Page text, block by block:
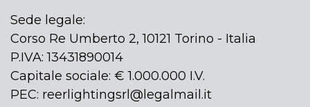
Sede legale:
Corso Re Umberto 2, 10121 Torino - Italia
P.IVA: 13431890014
Capitale sociale: € 1.000.000 I.V.
PEC: reerlightingsrl@legalmail.it